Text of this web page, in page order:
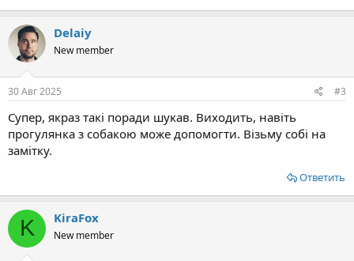
Delaiy
New member
30 Авг 2025 #3
Супер, якраз такі поради шукав. Виходить, навіть
прогулянка з собакою може допомогти. Візьму собі на
замітку.
Ответить
K KiraFox
New member